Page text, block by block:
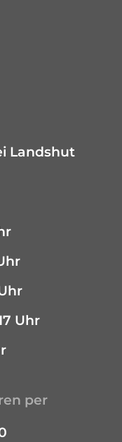
Landshut
Uhr
per